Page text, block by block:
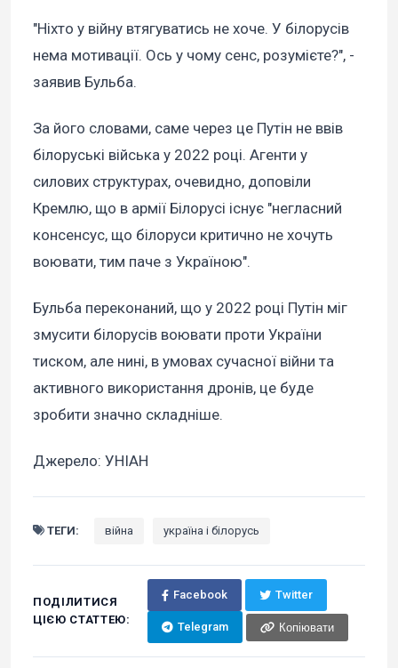
"Ніхто у війну втягуватись не хоче. У білорусів
нема мотивації. Ось у чому сенс, розумієте?", -
заявив Бульба.
За його словами, саме через це Путін не ввів
білоруські війська у 2022 році. Агенти у
силових структурах, очевидно, доповіли
Кремлю, що в армії Білорусі існує "негласний
консенсус, що білоруси критично не хочуть
воювати, тим паче з Україною".
Бульба переконаний, що у 2022 році Путін міг
змусити білорусів воювати проти України
тиском, але нині, в умовах сучасної війни та
активного використання дронів, це буде
зробити значно складніше.
Джерело: УНІАН
ТЕГИ: війна україна і білорусь
ПОДІЛИТИСЯ
ЦІЄЮ СТАТТЕЮ:
Facebook Twitter
Telegram Копіювати